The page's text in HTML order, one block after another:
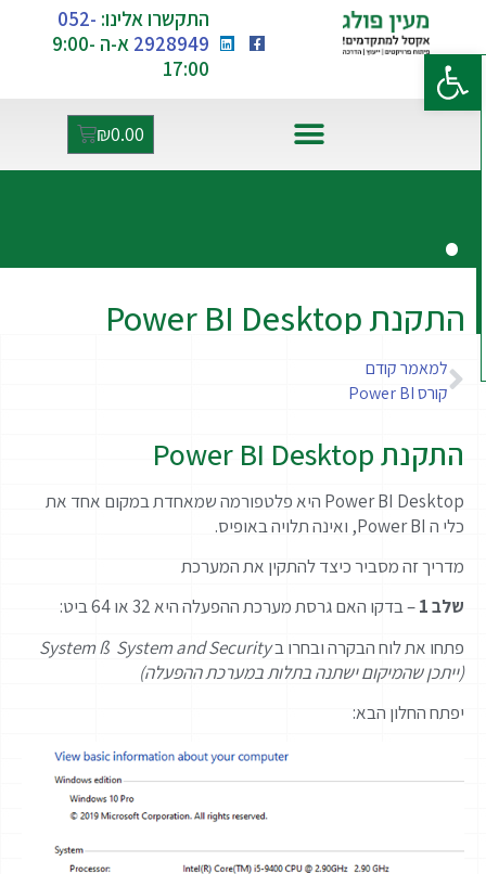
פתח סרגל נגישות
התקשרו אלינו: 052-
2928949
א-ה 9:00-
17:00
₪0.00
התקנת Power BI Desktop
.
למאמר קודם
קורס Power BI
התקנת Power BI Desktop
Power BI Desktop היא פלטפורמה שמאחדת במקום אחד את
כלי ה Power BI, ואינה תלויה באופיס.
מדריך זה מסביר כיצד להתקין את המערכת
שלב 1 – בדקו האם גרסת מערכת ההפעלה היא 32 או 64 ביט:
פתחו את לוח הבקרה ובחרו ב
Systemß System and Security
(ייתכן שהמיקום ישתנה בתלות במערכת ההפעלה)
יפתח החלון הבא: